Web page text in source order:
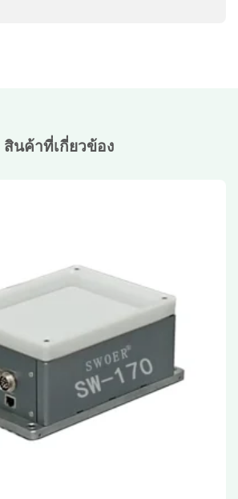
สินค้าที่เกี่ยวข้อง